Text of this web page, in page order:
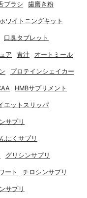
ブラシ 歯磨き粉
ワイトニングキット
口臭タブレット
ア 青汁 オートミール
プロテインシェイカー
HMBサプリメント
エットスリッパ
サプリ
にくサプリ
グリシンサプリ
ート チロシンサプリ
サプリ